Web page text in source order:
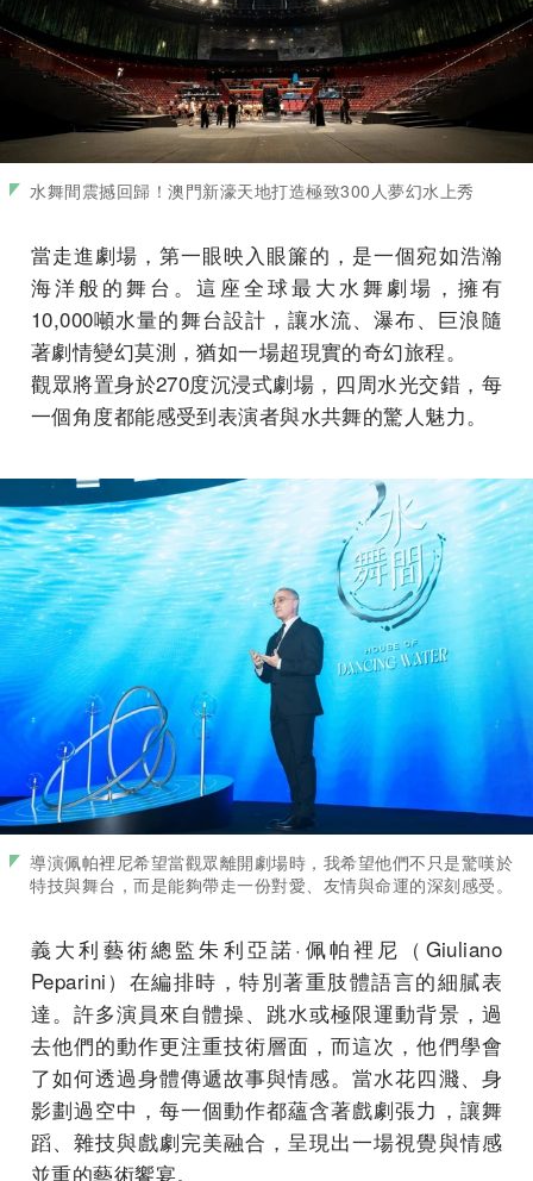
水舞間震撼回歸！澳門新濠天地打造極致300人夢幻水上秀
當走進劇場，第一眼映入眼簾的，是一個宛如浩瀚
海洋般的舞台。這座全球最大水舞劇場，擁有
10,000噸水量的舞台設計，讓水流、瀑布、巨浪隨
著劇情變幻莫測，猶如一場超現實的奇幻旅程。
觀眾將置身於270度沉浸式劇場，四周水光交錯，每
一個角度都能感受到表演者與水共舞的驚人魅力。
導演佩帕裡尼希望當觀眾離開劇場時，我希望他們不只是驚嘆於
特技與舞台，而是能夠帶走一份對愛、友情與命運的深刻感受。
義大利藝術總監朱利亞諾·佩帕裡尼（Giuliano
Peparini）在編排時，特別著重肢體語言的細膩表
達。許多演員來自體操、跳水或極限運動背景，過
去他們的動作更注重技術層面，而這次，他們學會
了如何透過身體傳遞故事與情感。當水花四濺、身
影劃過空中，每一個動作都蘊含著戲劇張力，讓舞
蹈、雜技與戲劇完美融合，呈現出一場視覺與情感
並重的藝術饗宴。